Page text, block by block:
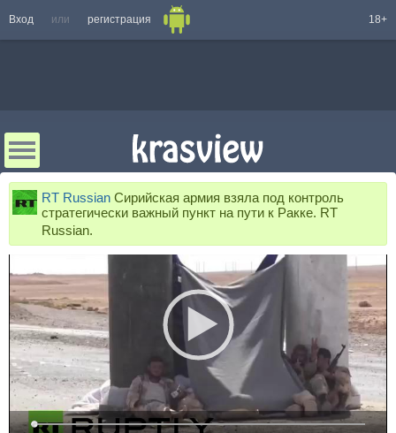
Вход или регистрация 18+
RT Russian Сирийская армия взяла под контроль
стратегически важный пункт на пути к Ракке. RT
Russian.